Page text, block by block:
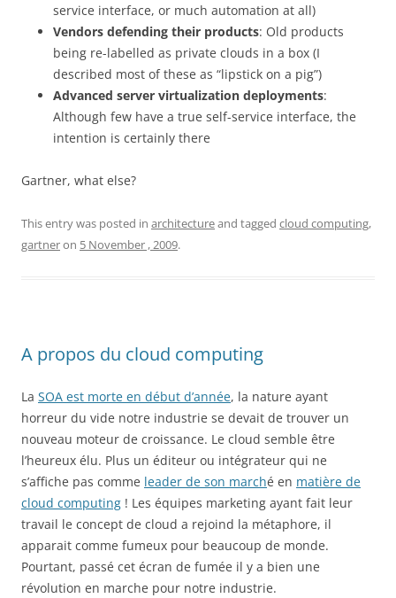
service interface, or much automation at all)
Vendors defending their products: Old products
being re-labelled as private clouds in a box (I
described most of these as “lipstick on a pig”)
Advanced server virtualization deployments:
Although few have a true self-service interface, the
intention is certainly there
Gartner, what else?
This entry was posted in architectureand tagged cloud computing,
gartneron 5 November , 2009.
A propos du cloud computing
La SOA est morte en début d’année, la nature ayant
horreur du vide notre industrie se devait de trouver un
nouveau moteur de croissance. Le cloud semble être
l’heureux élu. Plus un éditeur ou intégrateur qui ne
s’affiche pas comme leader de son marché en matière de
cloud computing ! Les équipes marketing ayant fait leur
travail le concept de cloud a rejoind la métaphore, il
apparait comme fumeux pour beaucoup de monde.
Pourtant, passé cet écran de fumée il y a bien une
révolution en marche pour notre industrie.